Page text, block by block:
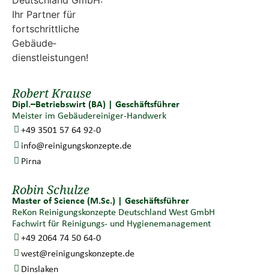
Robert Krause
Dipl.–Betriebswirt (BA) | Geschäftsführer
Meister im Gebäudereiniger-Handwerk
+49 3501 57 64 92-0
info@reinigungskonzepte.de
Pirna
Robin Schulze
Master of Science (M.Sc.) | Geschäftsführer
ReKon Reinigungskonzepte Deutschland West GmbH
Fachwirt für Reinigungs- und Hygienemanagement
+49 2064 74 50 64-0
west@reinigungskonzepte.de
Dinslaken